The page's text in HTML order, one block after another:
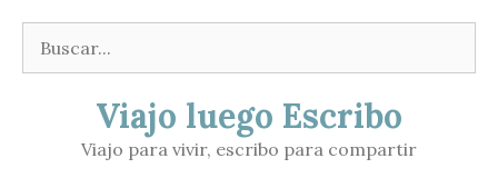
contenido
Buscar:
Viajo luego Escribo
Viajo para vivir, escribo para compartir